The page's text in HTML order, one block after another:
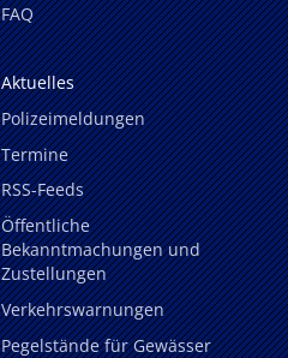
FAQ
Aktuelles
Polizeimeldungen
Termine
RSS-Feeds
Öffentliche
Bekanntmachungen und
Zustellungen
Verkehrswarnungen
Pegelstände für Gewässer